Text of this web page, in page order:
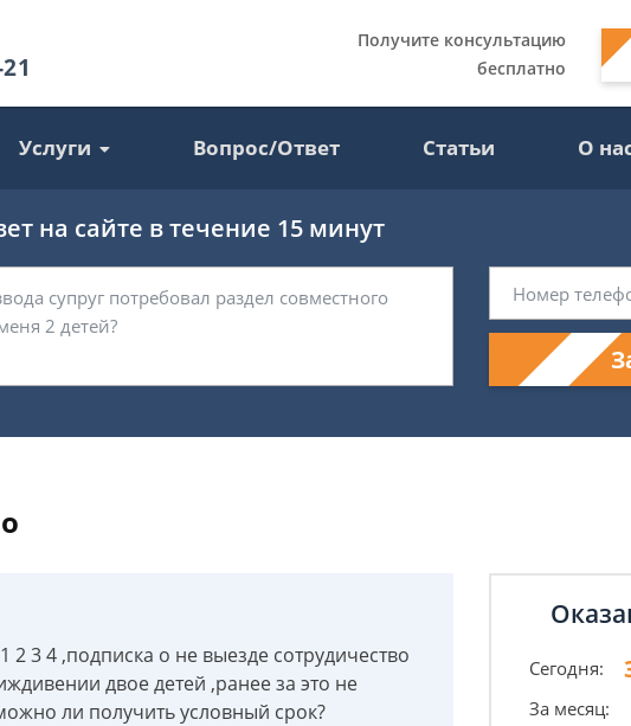
Получите консультацию
бесплатно
Услуги Вопрос/Ответ Статьи О
на сайте в течение 15 минут
2 3 4 ,подписка о не выезде сотрудичество
двое детей ,ранее за это не
ли получить условный срок?
Сегодня:
За месяц: